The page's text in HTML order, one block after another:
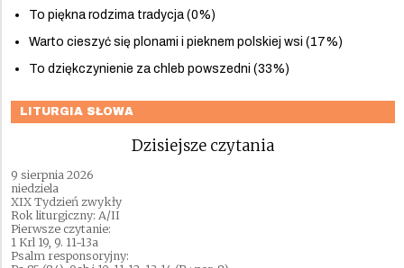
To piękna rodzima tradycja (0%)
Warto cieszyć się plonami i pieknem polskiej wsi (17%)
To dziękczynienie za chleb powszedni (33%)
LITURGIA SŁOWA
Dzisiejsze czytania
9 sierpnia 2026
niedziela
XIX Tydzień zwykły
Rok liturgiczny: A/II
Pierwsze czytanie:
1 Krl 19, 9. 11-13a
Psalm responsoryjny: